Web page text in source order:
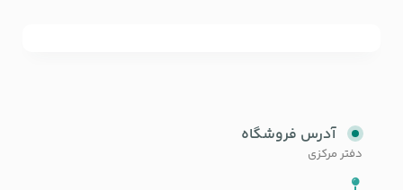
آدرس فروشگاه
دفتر مرکزی